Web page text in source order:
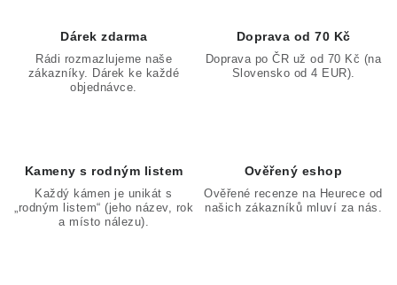
Dárek zdarma
Rádi rozmazlujeme naše
zákazníky. Dárek ke každé
objednávce.
Doprava od 70 Kč
Doprava po ČR už od 70 Kč (na
Slovensko od 4 EUR).
Kameny s rodným listem
Každý kámen je unikát s
„rodným listem“ (jeho název, rok
a místo nálezu).
Ověřený eshop
Ověřené recenze na Heurece od
našich zákazníků mluví za nás.